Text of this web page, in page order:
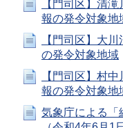
【門司区】清
報の発令対象地
【門司区】大
の発令対象地域
【門司区】村
報の発令対象地
気象庁による「